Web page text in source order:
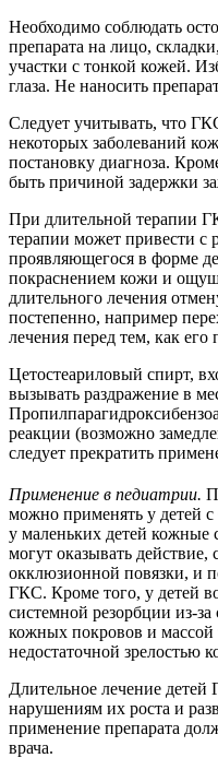
Необходимо соблюдать
препарата на лицо,
участки с тонкой кожей.
глаза. Не наносить
Следует учитывать, что
некоторых заболеваний
постановку диагноза.
быть причиной задержки
При длительной терапии
терапии может привести с
проявляющегося в форме
покраснением кожи и
длительного лечения
постепенно, например
лечения перед тем, как его
Цетостеариловый спирт,
вызывать раздражение в
реакции (возможно
следует прекратить
Применение в педиатрии.
можно применять у детей
у маленьких детей кожные
могут оказывать действие,
окклюзионной повязки, и
ГКС. Кроме того, у детей
системной резорбции из-
кожных покровов и массой
недостаточной зрелостью
Длительное лечение
нарушениям их роста и
применение препарата
врача.